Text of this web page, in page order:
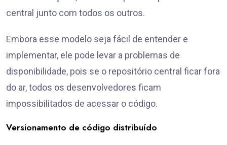
central junto com todos os outros.
Embora esse modelo seja fácil de entender e
implementar, ele pode levar a problemas de
disponibilidade, pois se o repositório central ficar fora
do ar, todos os desenvolvedores ficam
impossibilitados de acessar o código.
Versionamento de código distribuído